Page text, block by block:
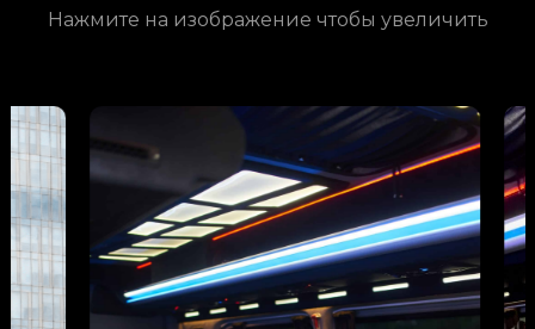
Нажмите на изображение чтобы увеличить